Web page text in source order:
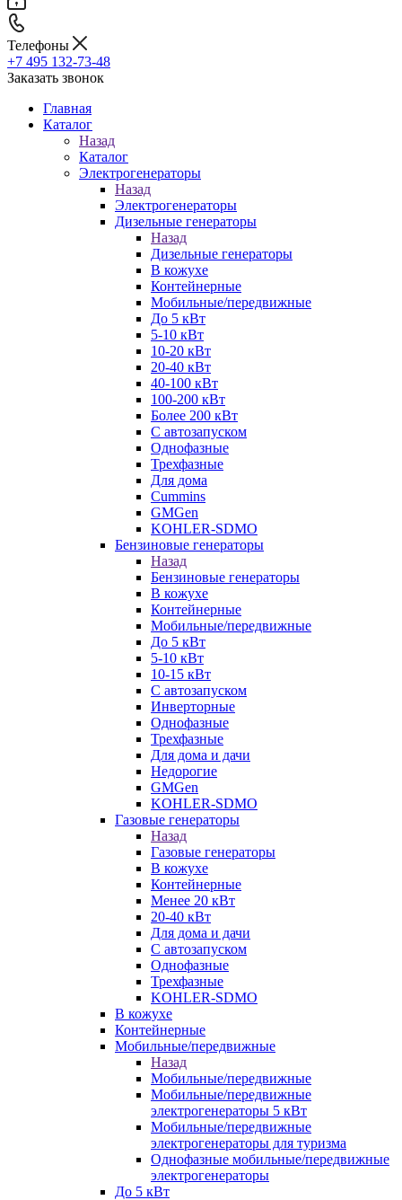
Телефоны
+7 495 132-73-48
Заказать звонок
Главная
Каталог
Назад
Каталог
Электрогенераторы
Назад
Электрогенераторы
Дизельные генераторы
Назад
Дизельные генераторы
В кожухе
Контейнерные
Мобильные/передвижные
До 5 кВт
5-10 кВт
10-20 кВт
20-40 кВт
40-100 кВт
100-200 кВт
Более 200 кВт
С автозапуском
Однофазные
Трехфазные
Для дома
Cummins
GMGen
KOHLER-SDMO
Бензиновые генераторы
Назад
Бензиновые генераторы
В кожухе
Контейнерные
Мобильные/передвижные
До 5 кВт
5-10 кВт
10-15 кВт
С автозапуском
Инверторные
Однофазные
Трехфазные
Для дома и дачи
Недорогие
GMGen
KOHLER-SDMO
Газовые генераторы
Назад
Газовые генераторы
В кожухе
Контейнерные
Менее 20 кВт
20-40 кВт
Для дома и дачи
С автозапуском
Однофазные
Трехфазные
KOHLER-SDMO
В кожухе
Контейнерные
Мобильные/передвижные
Назад
Мобильные/передвижные
Мобильные/передвижные
электрогенераторы 5 кВт
Мобильные/передвижные
электрогенераторы для туризма
Однофазные мобильные/передвижные
электрогенераторы
До 5 кВт